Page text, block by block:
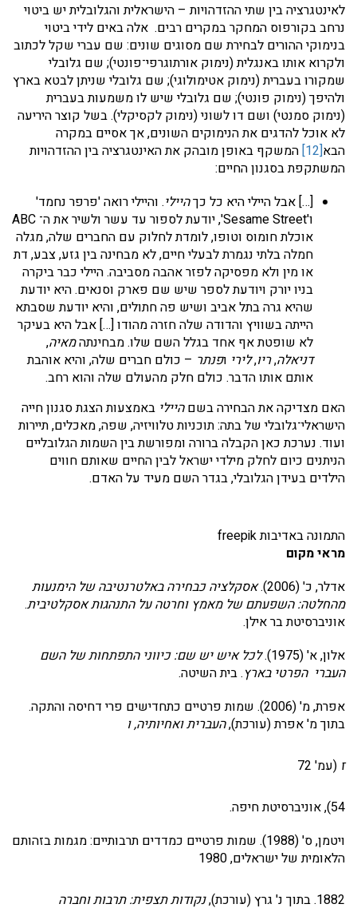
לאינטגרציה בין שתי ההזדהויות – הישראלית והגלובלית יש ביטוי
נרחב בקורפוס המחקר במקרים רבים. אלה באים לידי ביטוי
בנימוקי ההורים לבחירת שם מסוגים שונים: שם עברי שקל לכתוב
ולקרוא אותו באנגלית (נימוק אורתוגרפי־פונטי); שם גלובלי
שמקורו בעברית (נימוק אטימולוגי); שם גלובלי שניתן לבטא בארץ
ולהיפך (נימוק פונטי); שם גלובלי שיש לו משמעות בעברית
(נימוק סמנטי) ושם דו לשוני (נימוק לקסיקלי). בשל קוצר היריעה
לא אוכל להדגים את הנימוקים השונים, אך אסיים במקרה
הבא[12]
המשקף באופן מובהק את האינטגרציה בין ההזדהויות
המשתקפת בסגנון החיים:
[…] אבל היילי היא כל כךהיילי. והיילי רואה 'פרפר נחמד'
ו'Sesame Street', יודעת לספור עד עשר ולשיר את ה־ ABC
אוכלת חומוס וטופו, לומדת לחלוק עם החברים שלה, מגלה
חמלה בלתי נגמרת לבעלי חיים, לא מבחינה בין גזע, צבע, דת
או מין ולא מפסיקה לפזר אהבה מסביבה. היילי כבר ביקרה
בניו יורק ויודעת לספר שיש שם פארק וסנאים. היא יודעת
שהיא גרה בתל אביב ושיש פה חתולים, והיא יודעת שסבתא
הייתה בשוויץ והדודה שלה חזרה מהודו […] אבל היא בעיקר
לא שופטת אף אחד בגלל השם שלו. מבחינתהמאיה,
דניאלה,ריו,לירי ופנתר – כולם חברים שלה, והיא אוהבת
אותם אותו הדבר. כולם חלק מהעולם שלה והוא רחב.
האם מצדיקה את הבחירה בשםהיילי באמצעות הצגת סגנון חייה
הישראלי־גלובלי של בתה: תוכניות טלוויזיה, שפה, מאכלים, תיירות
ועוד. נערכת כאן הקבלה ברורה ומפורשת בין השמות הגלובליים
הניתנים כיום לחלק מילדי ישראל לבין החיים שאותם חווים
הילדים בעידן הגלובלי, בגדר השם מעיד על האדם.
התמונה באדיבות freepik
מראי מקום
אדלר, כ' (2006).
אסקלציה כבחירה באלטרנטיבה של הימנעות
מהחלטה: השפעתם של מאמץ וחרטה על התנהגות אסקלטיבית.
אוניברסיטת בר אילן.
אלון, א' (1975).
לכל איש יש שם: כיווני התפתחות של השם
העברי הפרטי בארץ. בית השיטה.
אפרת, מ' (2006). שמות פרטיים כתחדישים פרי דחיסה והתקה.
בתוך מ' אפרת (עורכת),העברית ואחיותיה,ו
ז (עמ' 72
54), אוניברסיטת חיפה.
ויטמן, ס' (1988). שמות פרטיים כמדדים תרבותיים: מגמות בזהותם
הלאומית של ישראלים, 1980
1882. בתוך נ' גרץ (עורכת), נקודות תצפית: תרבות וחברה